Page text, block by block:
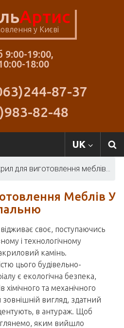
Артис
у Києві
9:00-19:00,
18:00
87-37
82-48
UK
для виготовлення меблів...
Меблів У
своє, поступаючись
і технологічному
камінь.
цього будівельно-
є екологічна безпека,
хімічного та механічного
вигляд, здатний
в антураж. Щоб
яким вийшло